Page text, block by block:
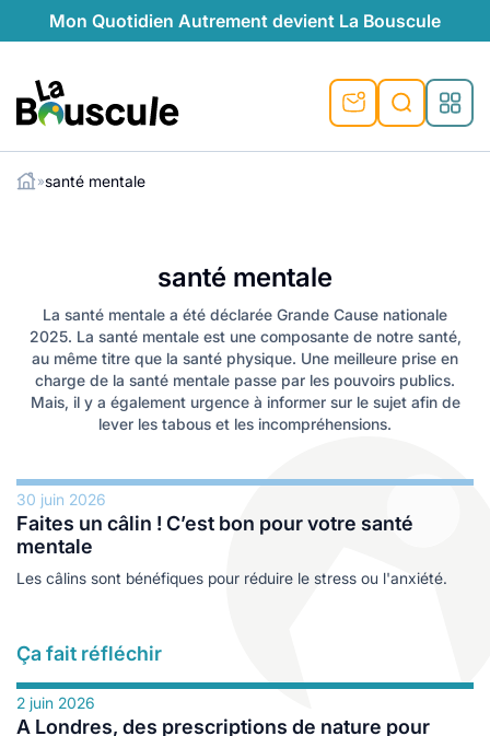
Mon Quotidien Autrement devient La Bouscule
La Bouscule
naturel
naturelle
douce
»santé mentale
santé mentale
La santé mentale a été déclarée Grande Cause nationale
2025. La santé mentale est une composante de notre santé,
au même titre que la santé physique. Une meilleure prise en
charge de la santé mentale passe par les pouvoirs publics.
Mais, il y a également urgence à informer sur le sujet afin de
lever les tabous et les incompréhensions.
30 juin 2026
Faites un câlin ! C’est bon pour votre santé
mentale
Les câlins sont bénéfiques pour réduire le stress ou l'anxiété.
Ça fait réfléchir
2 juin 2026
A Londres, des prescriptions de nature pour